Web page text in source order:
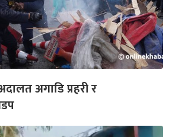
अगाडि प्रहरी र